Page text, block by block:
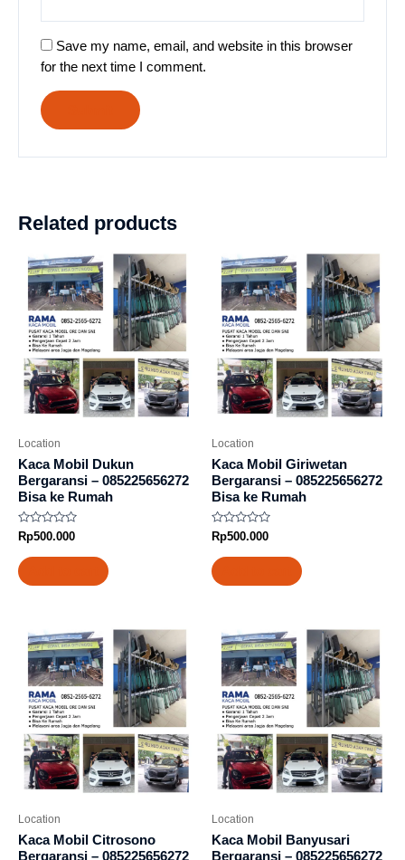
Save my name, email, and website in this browser
for the next time I comment.
Related products
Location
Kaca Mobil Dukun
Bergaransi – 085225656272
Bisa ke Rumah
Rated
0
out
of
5
Rp500.000
Location
Kaca Mobil Giriwetan
Bergaransi – 085225656272
Bisa ke Rumah
Rated
0
out
of
5
Rp500.000
Location
Kaca Mobil Citrosono
Bergaransi – 085225656272
Location
Kaca Mobil Banyusari
Bergaransi – 085225656272